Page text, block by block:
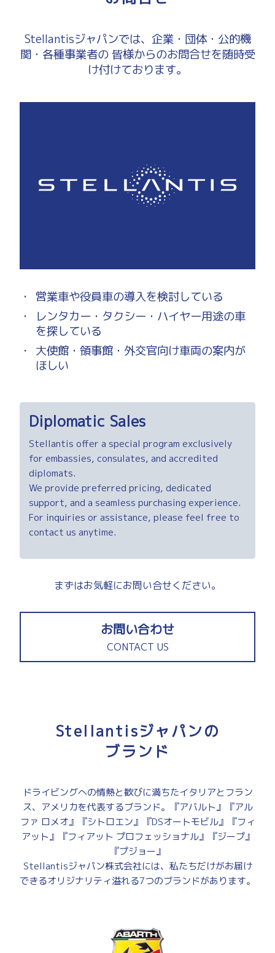
Stellantisジャパンでは、企業・団体・公的機
関・各種事業者の皆様からのお問合せを随時受
け付けております。
・
営業車や役員車の導入を検討している
・
レンタカー・タクシー・ハイヤー用途の車
を探している
・
大使館・領事館・外交官向け車両の案内が
ほしい
Diplomatic Sales
Stellantis offer a special program exclusively
for embassies, consulates, and accredited
diplomats.
We provide preferred pricing, dedicated
support, and a seamless purchasing experience.
For inquiries or assistance, please feel free to
contact us anytime.
まずはお気軽にお問い合せください。
お問い合わせ
CONTACT US
Stellantisジャパンの
ブランド
ドライビングへの情熱と歓びに満ちたイタリアとフラン
ス、アメリカを代表するブランド。『アバルト』『アル
ファ ロメオ』『シトロエン』『DSオートモビル』『フィ
アット』『フィアット プロフェッショナル』『ジープ』
『プジョー』
Stellantisジャパン株式会社には、私たちだけがお届け
できるオリジナリティ溢れる7つのブランドがあります。